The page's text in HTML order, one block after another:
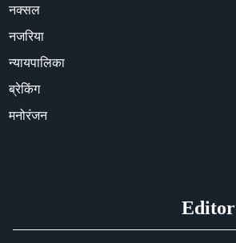
नक्सल
नजरिया
न्यायपालिका
ब्रेकिंग
मनोरंजन